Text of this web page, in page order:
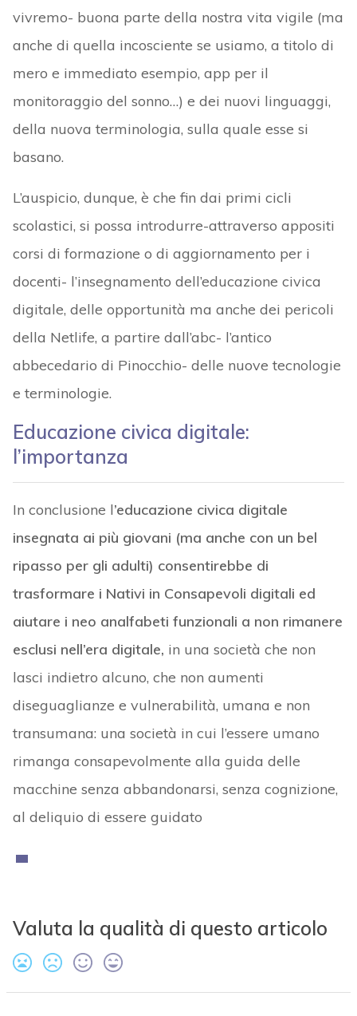
vivremo- buona parte della nostra vita vigile (ma
anche di quella incosciente se usiamo, a titolo di
mero e immediato esempio, app per il
monitoraggio del sonno…) e dei nuovi linguaggi,
della nuova terminologia, sulla quale esse si
basano.
L’auspicio, dunque, è che fin dai primi cicli
scolastici, si possa introdurre-attraverso appositi
corsi di formazione o di aggiornamento per i
docenti- l’insegnamento dell’educazione civica
digitale, delle opportunità ma anche dei pericoli
della Netlife, a partire dall’abc- l’antico
abbecedario di Pinocchio- delle nuove tecnologie
e terminologie.
Educazione civica digitale:
l’importanza
In conclusione l’educazione civica digitale
insegnata ai più giovani (ma anche con un bel
ripasso per gli adulti) consentirebbe di
trasformare i Nativi in Consapevoli digitali ed
aiutare i neo analfabeti funzionali a non rimanere
esclusi nell’era digitale, in una società che non
lasci indietro alcuno, che non aumenti
diseguaglianze e vulnerabilità, umana e non
transumana: una società in cui l’essere umano
rimanga consapevolmente alla guida delle
macchine senza abbandonarsi, senza cognizione,
al deliquio di essere guidato
Valuta la qualità di questo articolo